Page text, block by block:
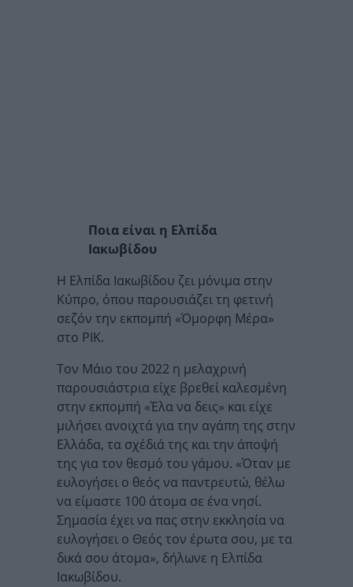
Ποια είναι η Ελπίδα
Ιακωβίδου
Η Ελπίδα Ιακωβίδου ζει μόνιμα στην
Κύπρο, όπου παρουσιάζει τη φετινή
σεζόν την εκπομπή «Όμορφη Μέρα»
στο ΡΙΚ.
Τον Μάιο του 2022 η μελαχρινή
παρουσιάστρια είχε βρεθεί καλεσμένη
στην εκπομπή «Έλα να δεις» και είχε
μιλήσει ανοιχτά για την αγάπη της στην
Ελλάδα, τα σχέδιά της και την άποψή
της για τον θεσμό του γάμου. «Όταν με
ευλογήσει ο θεός να παντρευτώ, θέλω
να είμαστε 100 άτομα σε ένα νησί.
Σημασία έχει να πας στην εκκλησία να
ευλογήσει ο Θεός τον έρωτα σου, με τα
δικά σου άτομα», δήλωνε η Ελπίδα
Ιακωβίδου.